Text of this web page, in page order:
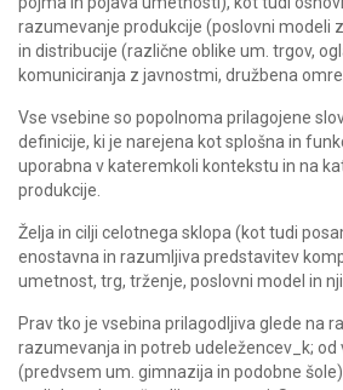
razumevanje produkcije (poslovni modeli
in distribucije (različne oblike um. trgov,
komuniciranja z javnostmi, družbena
Vse vsebine so popolnoma prilagojene
definicije, ki je narejena kot splošna in
uporabna v kateremkoli kontekstu in na
produkcije.
Želja in cilji celotnega sklopa (kot tudi
enostavna in razumljiva predstavitev
umetnost, trg, trženje, poslovni model in
Prav tko je vsebina prilagodljiva glede na
razumevanja in potreb udeležencev_k; od
(predvsem um. gimnazija in podobne